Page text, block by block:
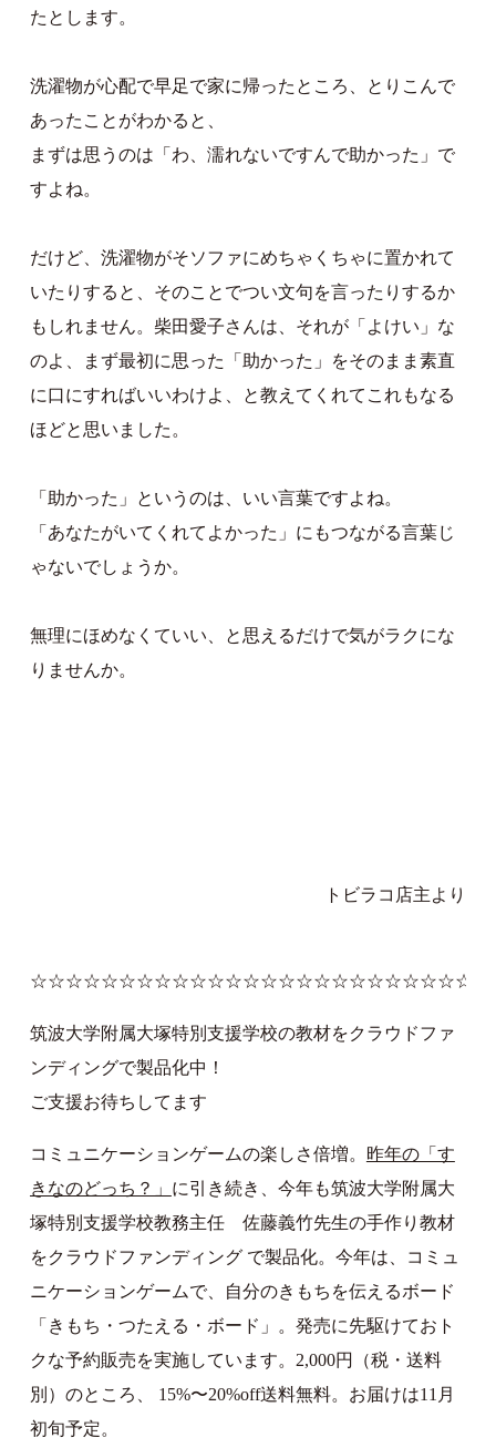
たとします。
洗濯物が心配で早足で家に帰ったところ、とりこんで
あったことがわかると、
まずは思うのは「わ、濡れないですんで助かった」で
すよね。
だけど、洗濯物がそソファにめちゃくちゃに置かれて
いたりすると、そのことでつい文句を言ったりするか
もしれません。柴田愛子さんは、それが「よけい」な
のよ、まず最初に思った「助かった」をそのまま素直
に口にすればいいわけよ、と教えてくれてこれもなる
ほどと思いました。
「助かった」というのは、いい言葉ですよね。
「あなたがいてくれてよかった」にもつながる言葉じ
ゃないでしょうか。
無理にほめなくていい、と思えるだけで気がラクにな
りませんか。
トビラコ店主より
筑波大学附属大塚特別支援学校の教材をクラウドファ
ンディングで製品化中！
ご支援お待ちしてます
コミュニケーションゲームの楽しさ倍増。 昨年の「す
きなのどっち？」 に引き続き、今年も筑波大学附属大
塚特別支援学校教務主任 佐藤義竹先生の手作り教材
をクラウドファンディング で製品化。今年は、コミュ
ニケーションゲームで、自分のきもちを伝えるボード
「きもち・つたえる・ボード」。発売に先駆けておト
クな予約販売を実施しています。2,000円（税・送料
別）のところ、 15%〜20%off送料無料。お届けは11月
初旬予定。